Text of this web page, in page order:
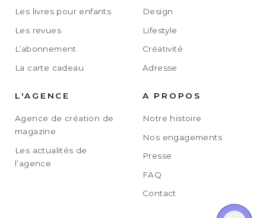
Les livres pour enfants
Les revues
L’abonnement
La carte cadeau
Design
Lifestyle
Créativité
Adresse
L'AGENCE
Agence de création de
magazine
Les actualités de
l’agence
A PROPOS
Notre histoire
Nos engagements
Presse
FAQ
Contact